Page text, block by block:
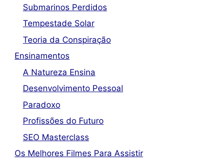
Submarinos Perdidos
Tempestade Solar
Teoria da Conspiração
Ensinamentos
A Natureza Ensina
Desenvolvimento Pessoal
Paradoxo
Profissões do Futuro
SEO Masterclass
Os Melhores Filmes Para Assistir